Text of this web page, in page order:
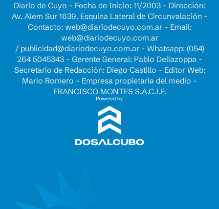
Diario de Cuyo - Fecha de Inicio: 11/2003 - Dirección:
Av. Alem Sur 1639. Esquina Lateral de Circunvalación -
Contacto: web@diariodecuyo.com.ar- Email:
web@diariodecuyo.com.ar
/ publicidad@diariodecuyo.com.ar- Whatsapp: (054)
264 5045343 - Gerente General: Pablo Dellazoppa -
Secretario de Redacción: Diego Castillo - Editor Web:
Mario Romero - Empresa propietaria del medio -
FRANCISCO MONTES S.A.C.I.F.